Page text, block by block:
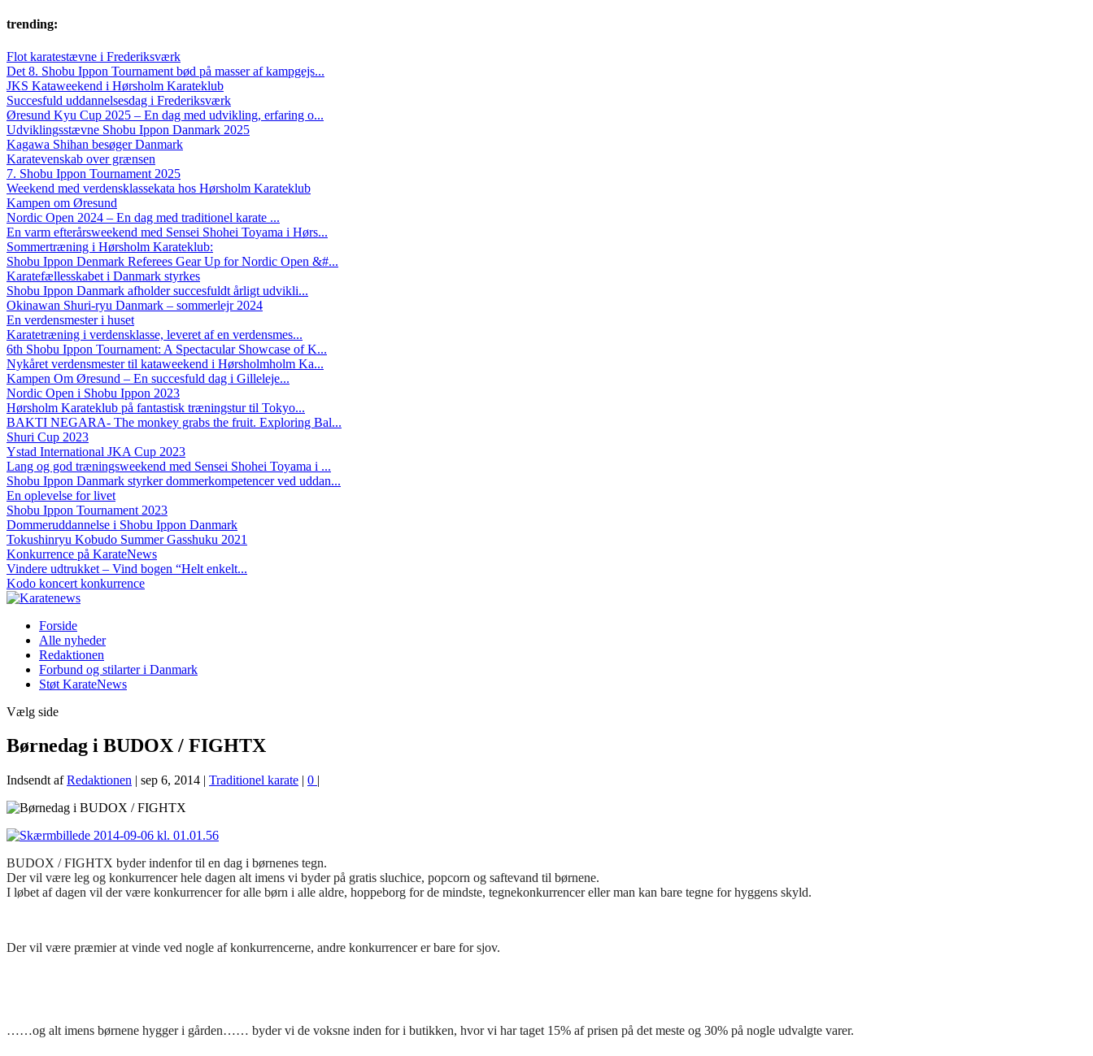
trending:
Flot karatestævne i Frederiksværk
Det 8. Shobu Ippon Tournament bød på masser af kampgejs...
JKS Kataweekend i Hørsholm Karateklub
Succesfuld uddannelsesdag i Frederiksværk
Øresund Kyu Cup 2025 – En dag med udvikling, erfaring o...
Udviklingsstævne Shobu Ippon Danmark 2025
Kagawa Shihan besøger Danmark
Karatevenskab over grænsen
7. Shobu Ippon Tournament 2025
Weekend med verdensklassekata hos Hørsholm Karateklub
Kampen om Øresund
Nordic Open 2024 – En dag med traditionel karate ...
En varm efterårsweekend med Sensei Shohei Toyama i Hørs...
Sommertræning i Hørsholm Karateklub:
Shobu Ippon Denmark Referees Gear Up for Nordic Open &#...
Karatefællesskabet i Danmark styrkes
Shobu Ippon Danmark afholder succesfuldt årligt udvikli...
Okinawan Shuri-ryu Danmark – sommerlejr 2024
En verdensmester i huset
Karatetræning i verdensklasse, leveret af en verdensmes...
6th Shobu Ippon Tournament: A Spectacular Showcase of K...
Nykåret verdensmester til kataweekend i Hørsholmholm Ka...
Kampen Om Øresund – En succesfuld dag i Gilleleje...
Nordic Open i Shobu Ippon 2023
Hørsholm Karateklub på fantastisk træningstur til Tokyo...
BAKTI NEGARA- The monkey grabs the fruit. Exploring Bal...
Shuri Cup 2023
Ystad International JKA Cup 2023
Lang og god træningsweekend med Sensei Shohei Toyama i ...
Shobu Ippon Danmark styrker dommerkompetencer ved uddan...
En oplevelse for livet
Shobu Ippon Tournament 2023
Dommeruddannelse i Shobu Ippon Danmark
Tokushinryu Kobudo Summer Gasshuku 2021
Konkurrence på KarateNews
Vindere udtrukket – Vind bogen “Helt enkelt...
Kodo koncert konkurrence
Forside
Alle nyheder
Redaktionen
Forbund og stilarter i Danmark
Støt KarateNews
Vælg side
Børnedag i BUDOX / FIGHTX
Indsendt afRedaktionen | sep 6, 2014 | Traditionel karate | 0 |
BUDOX / FIGHTX byder indenfor til en dag i børnenes tegn.
Der vil være leg og konkurrencer hele dagen alt imens vi byder på gratis sluchice, popcorn og saftevand til børnene.
I løbet af dagen vil der være konkurrencer for alle børn i alle aldre, hoppeborg for de mindste, tegnekonkurrencer eller man kan bare tegne for hyggens skyld.
Der vil være præmier at vinde ved nogle af konkurrencerne, andre konkurrencer er bare for sjov.
……og alt imens børnene hygger i gården…… byder vi de voksne inden for i butikken, hvor vi har taget 15% af prisen på det meste og 30% på nogle udvalgte varer.